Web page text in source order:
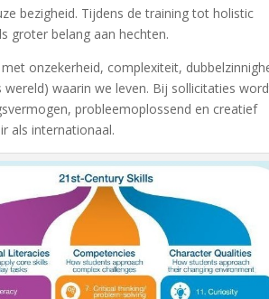
bezigheid. Tijdens de training tot holistic
groter belang aan hechten.
onzekerheid, complexiteit,
wereld) waarin we leven. Bij sollicitaties
probleemoplossend en creatief
als internationaal.